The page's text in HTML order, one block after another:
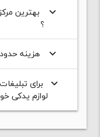
keyboard_arrow_down
بهترین
؟
keyboard_arrow_down هزینه
keyboard_arrow_down
برای
لوازم یدکی